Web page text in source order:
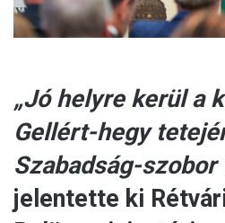
„Jó helyre kerül a
Gellért-hegy
Szabadság-szobor
jelentette ki